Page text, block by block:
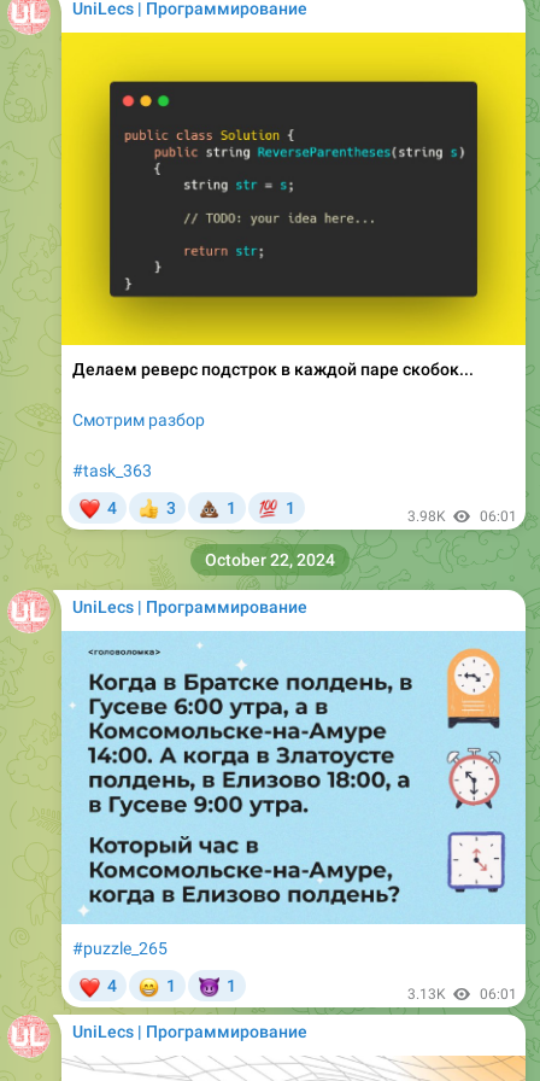
UniLecs | Программирование
Делаем реверс подстрок в каждой паре скобок...
Смотрим разбор
#task_363
4 3
💩
1
💯
1 3.98K 06:01
UniLecs | Программирование
#puzzle_265
4 1
😈
1 3.13K 06:01
October 22, 2024
UniLecs | Программирование